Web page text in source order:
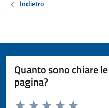
Indietro
Quanto sono chiare
pagina?
Valuta da 1 a 5 stelle la pagina